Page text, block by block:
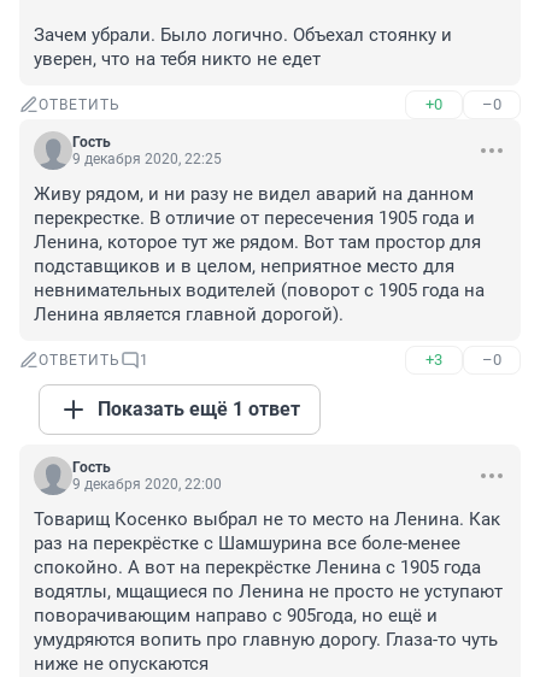
Зачем убрали. Было логично. Объехал стоянку и
уверен, что на тебя никто не едет
ОТВЕТИТЬ +0 –0
Гость
9 декабря 2020, 22:25
Живу рядом, и ни разу не видел аварий на данном
перекрестке. В отличие от пересечения 1905 года и
Ленина, которое тут же рядом. Вот там простор для
подставщиков и в целом, неприятное место для
невнимательных водителей (поворот с 1905 года на
Ленина является главной дорогой).
ОТВЕТИТЬ 1 +3 –0
Показать ещё 1 ответ
Гость
9 декабря 2020, 22:00
Товарищ Косенко выбрал не то место на Ленина. Как
раз на перекрёстке с Шамшурина все боле-менее
спокойно. А вот на перекрёстке Ленина с 1905 года
водятлы, мщащиеся по Ленина не просто не уступают
поворачивающим направо с 905года, но ещё и
умудряются вопить про главную дорогу. Глаза-то чуть
ниже не опускаются